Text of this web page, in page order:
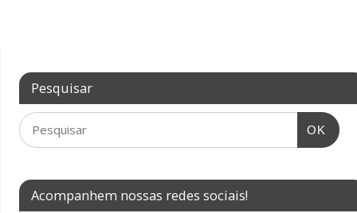
Pesquisar
OK
Acompanhem nossas redes sociais!